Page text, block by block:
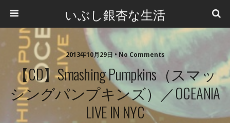
いぶし銀杏な生活
2013年10月29日 • No Comments
【CD】Smashing Pumpkins（スマッ
シングパンプキンズ）／OCEANIA
LIVE IN NYC